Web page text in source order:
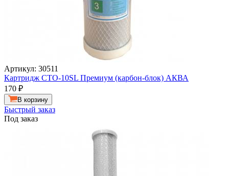
Артикул: 30511
Картридж СТО-10SL Премиум (карбон-блок) АКВА
170 ₽
В корзину
Быстрый заказ
Под заказ